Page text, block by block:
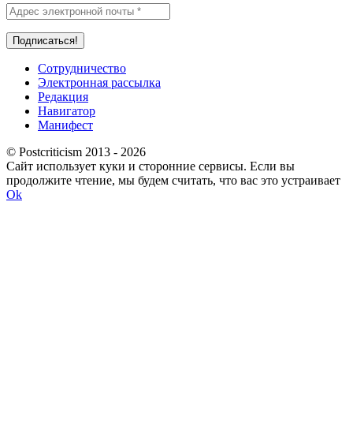
Сотрудничество
Электронная рассылка
Редакция
Навигатор
Манифест
© Postcriticism 2013 - 2026
Сайт использует куки и сторонние сервисы. Если вы
продолжите чтение, мы будем считать, что вас это устраивает
Ok